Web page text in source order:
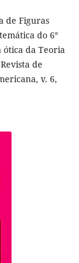
de Figuras
do 6°
ótica da Teoria
de
v. 6,